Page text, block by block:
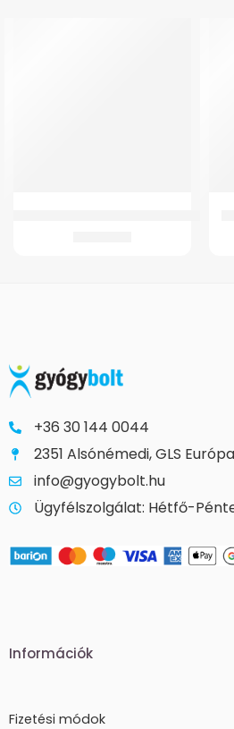
+36 30 144 0044
2351 Alsónémedi, GLS
info@gyogybolt.hu
Ügyfélszolgálat: Hétfő-
Információk
Fizetési módok